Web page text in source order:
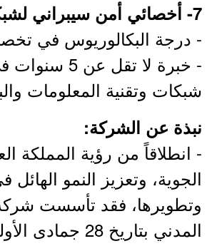
7- أخصائي أمن سيبراني لشبكات تقنية المعلومات:
- درجة البكالوريوس في
- خبرة لا
شبكات وتقنية المعلومات
نبذة عن الشركة:
- انطلاقاً من رؤية المملكة
الجوية، وتعزيز النمو
وتطويرها، فقد تأسست شركة